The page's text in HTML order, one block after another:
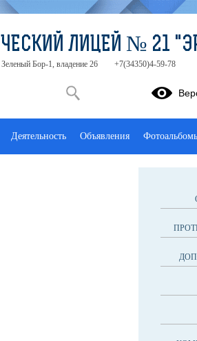
ЛИЦЕЙ № 21
Бор-1, владение 26 +7(34350)4-59-78
Деятельность Объявления